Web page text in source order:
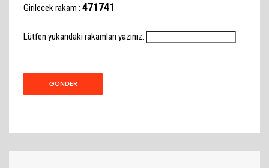
Girilecek rakam : 471741
Lütfen yukarıdaki rakamları yazınız.